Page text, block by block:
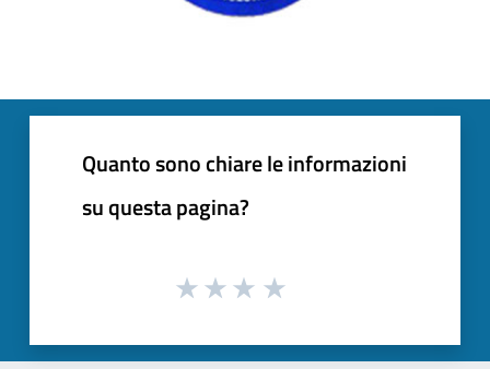
Quanto sono chiare le informazioni
su questa pagina?